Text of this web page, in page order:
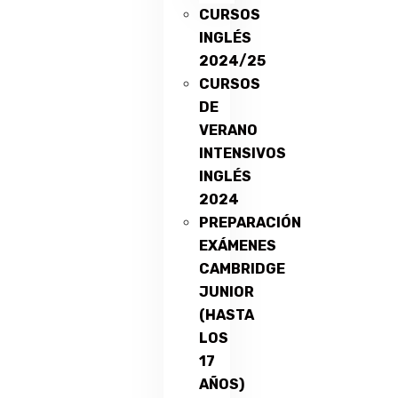
CURSOS
INGLÉS
2024/25
CURSOS
DE
VERANO
INTENSIVOS
INGLÉS
2024
PREPARACIÓN
EXÁMENES
CAMBRIDGE
JUNIOR
(HASTA
LOS
17
AÑOS)